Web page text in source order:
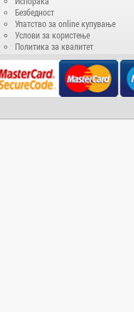
Безбедност
Упатство за online купување
Услови за користење
Политика за квалитет